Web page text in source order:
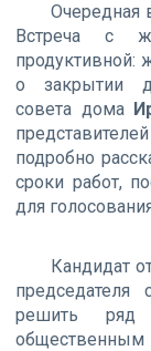
Очередная
Встреча с
продуктивной:
о закрытии
совета дома
подробно
сроки работ,
для
Кандидат
решить